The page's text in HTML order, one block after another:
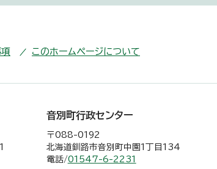
項 このホームページについて
音別町行政センター
〒088-0192
北海道釧路市音別町中園1丁目134
電話/01547-6-2231